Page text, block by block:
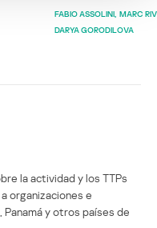
FABIO ASSOLINI MARC
DARYA GORODILOVA
la actividad y los TTPs
organizaciones e
Panamá y otros países de